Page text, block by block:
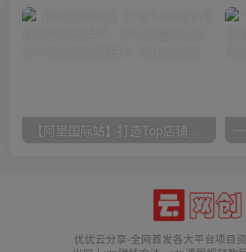
优优云分享-全网首发各大平台项目